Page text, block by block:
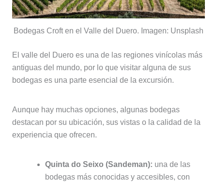
Bodegas Croft en el Valle del Duero. Imagen: Unsplash
El valle del Duero es una de las regiones vinícolas más
antiguas del mundo, por lo que visitar alguna de sus
bodegas es una parte esencial de la excursión.
Aunque hay muchas opciones, algunas bodegas
destacan por su ubicación, sus vistas o la calidad de la
experiencia que ofrecen.
Quinta do Seixo (Sandeman): una de las
bodegas más conocidas y accesibles, con